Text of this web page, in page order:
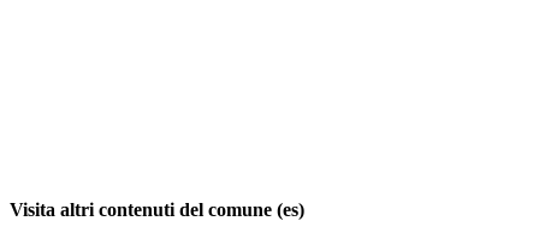
Visita altri contenuti del comune (es)